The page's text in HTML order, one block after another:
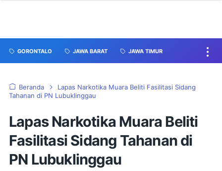
GORONTALO JAWA BARAT JAWA TIMUR
Beranda
Lapas Narkotika Muara Beliti Fasilitasi Sidang
Tahanan di PN Lubuklinggau
Lapas Narkotika Muara Beliti
Fasilitasi Sidang Tahanan di
PN Lubuklinggau